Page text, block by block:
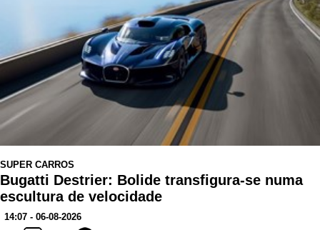
SUPER CARROS
Bugatti Destrier: Bolide transfigura-se numa
escultura de velocidade
14:07 - 06-08-2026